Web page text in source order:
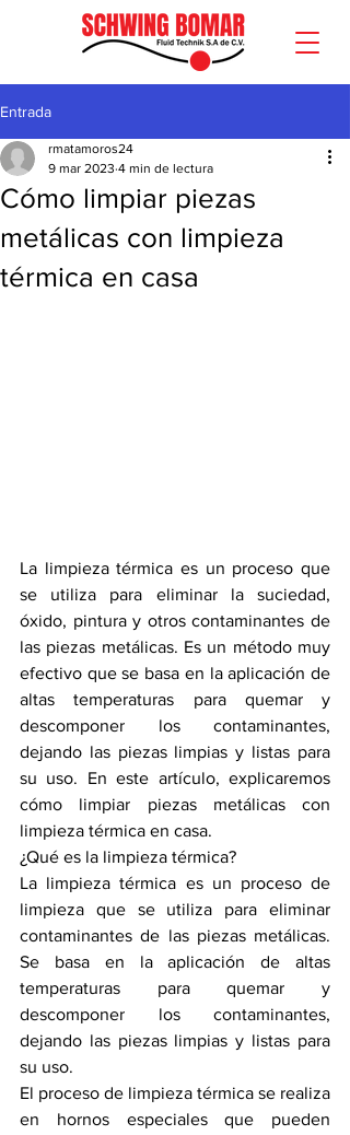
Entrada
Cómo limpiar piezas
metálicas con limpieza
térmica en casa
rmatamoros24
9 mar 2023 4 min de lectura
La limpieza térmica es un proceso que
se utiliza para eliminar la suciedad,
óxido, pintura y otros contaminantes de
las piezas metálicas. Es un método muy
efectivo que se basa en la aplicación de
altas temperaturas para quemar y
descomponer los contaminantes,
dejando las piezas limpias y listas para
su uso. En este artículo, explicaremos
cómo limpiar piezas metálicas con
limpieza térmica en casa.
¿Qué es la limpieza térmica?
La limpieza térmica es un proceso de
limpieza que se utiliza para eliminar
contaminantes de las piezas metálicas.
Se basa en la aplicación de altas
temperaturas para quemar y
descomponer los contaminantes,
dejando las piezas limpias y listas para
su uso.
El proceso de limpieza térmica se realiza
en hornos especiales que pueden